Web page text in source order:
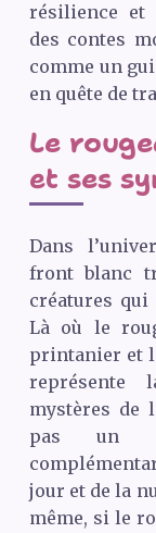
résilience et
des contes
comme un
en quête de
Le
et ses
Dans
front blanc
créatures qui
Là où le
printanier et
représente
mystères de
pas un
jour et de la
même, si le